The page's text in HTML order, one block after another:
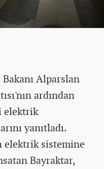
Alparslan
ardından
elektrik
yanıtladı.
elektrik sistemine
Bayraktar,